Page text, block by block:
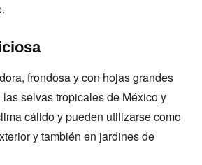
frondosa y con hojas grandes
selvas tropicales de México y
cálido y pueden utilizarse como
y también en jardines de